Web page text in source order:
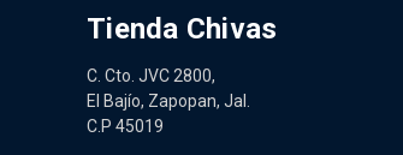
Tienda Chivas
C. Cto. JVC 2800,
El Bajío, Zapopan, Jal.
C.P 45019